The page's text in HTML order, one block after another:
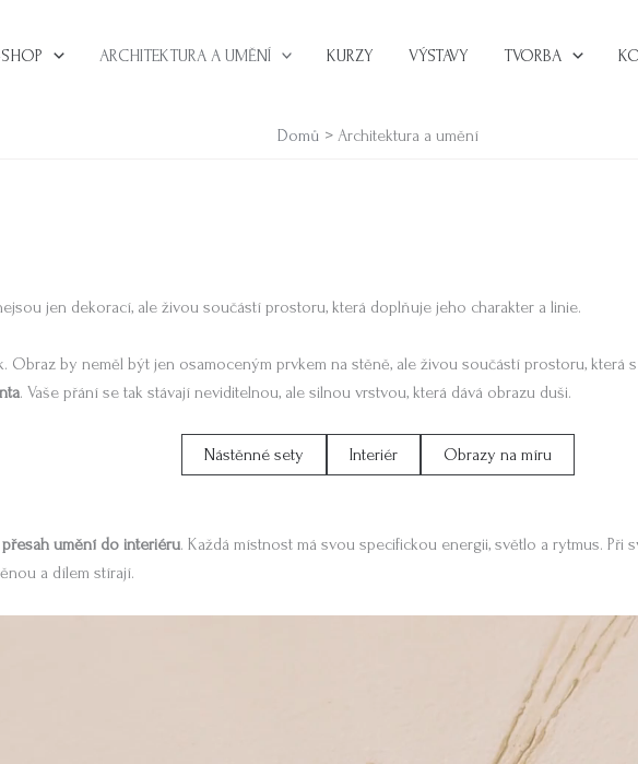
ARCHITEKTURA A UMĚNÍ KURZY VÝSTAVY TVORBA
Domů Architektura a umění
jen dekorací, ale živou součástí prostoru, která doplňuje jeho charakter a linie.
Obraz by neměl být jen osamoceným prvkem na stěně, ale živou součástí prostoru, která
. Vaše přání se tak stávají neviditelnou, ale silnou vrstvou, která dává obrazu duši.
Nástěnné sety Interiér Obrazy na míru
přesah umění do interiéru. Každá místnost má svou specifickou energii, světlo a rytmus.
a dílem stírají.